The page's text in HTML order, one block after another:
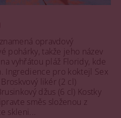
opravdový
pohárky, takže jeho název
vyhřátou pláž Floridy, kde
Ingredience pro koktejl Sex
likér (2 cl)
džus (6 cl) Kostky
směs složenou z
skleni...